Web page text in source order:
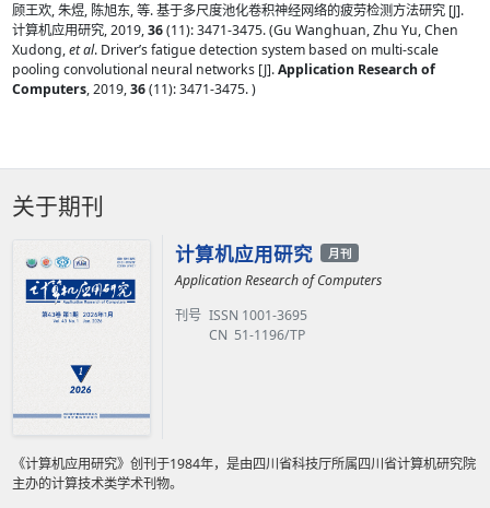
顾王欢, 朱煜, 陈旭东, 等. 基于多尺度池化卷积神经网络的疲劳检测方法研究 [J].
计算机应用研究, 2019,36(11): 3471-3475. (Gu Wanghuan, Zhu Yu, Chen
Xudong,et al. Driver’s fatigue detection system based on multi-scale
pooling convolutional neural networks [J].Application Research of
Computers, 2019,36(11): 3471-3475. )
关于期刊
计算机应用研究 月刊
Application Research of Computers
刊号 ISSN 1001-3695
CN 51-1196/TP
《计算机应用研究》创刊于1984年，是由四川省科技厅所属四川省计算机研究院
主办的计算技术类学术刊物。